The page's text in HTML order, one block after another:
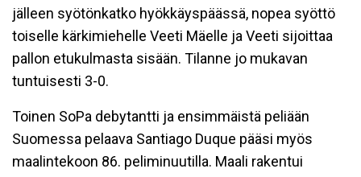
jälleen syötönkatko hyökkäyspäässä, nopea syöttö
toiselle kärkimiehelle Veeti Mäelle ja Veeti sijoittaa
pallon etukulmasta sisään. Tilanne jo mukavan
tuntuisesti 3-0.
Toinen SoPa debytantti ja ensimmäistä peliään
Suomessa pelaava Santiago Duque pääsi myös
maalintekoon 86. peliminuutilla. Maali rakentui